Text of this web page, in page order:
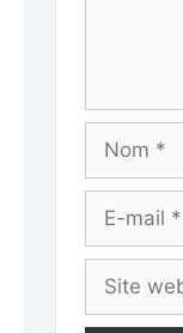
Nom
mail
Site
web